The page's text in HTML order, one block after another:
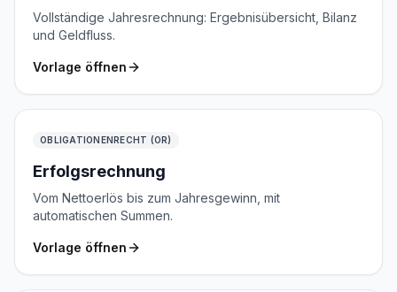
Vollständige Jahresrechnung: Ergebnisübersicht, Bilanz
und Geldfluss.
Vorlage öffnen
OBLIGATIONENRECHT (OR)
Erfolgsrechnung
Vom Nettoerlös bis zum Jahresgewinn, mit
automatischen Summen.
Vorlage öffnen